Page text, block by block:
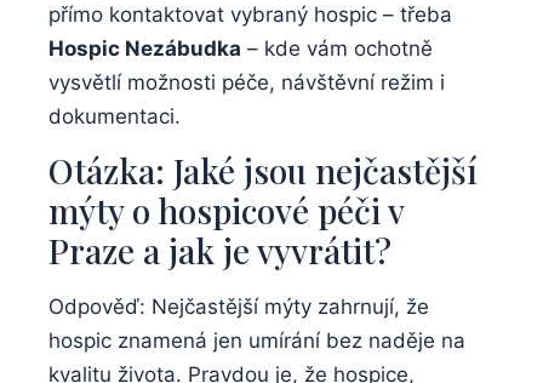
přímo kontaktovat vybraný hospic – třeba
Hospic Nezábudka – kde vám ochotně
vysvětlí možnosti péče, návštěvní režim i
dokumentaci.
Otázka: Jaké jsou nejčastější
mýty o hospicové péči v
Praze a jak je vyvrátit?
Odpověď: Nejčastější mýty zahrnují, že
hospic znamená jen umírání bez naděje na
kvalitu života. Pravdou je, že hospice,